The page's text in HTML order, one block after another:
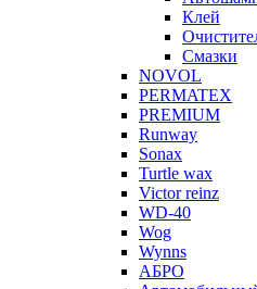
Клей
Смазки
NOVOL
PERMATEX
PREMIUM
Runway
Sonax
Turtle wax
Victor reinz
WD-40
Wog
Wynns
АБРО